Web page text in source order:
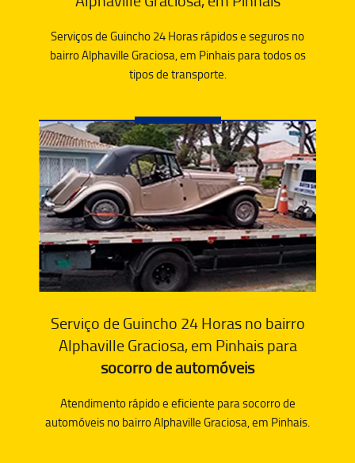
Serviços de Guincho 24 Horas rápidos e seguros no
bairro Alphaville Graciosa, em Pinhais para todos os
tipos de transporte.
Serviço de Guincho 24 Horas no bairro
Alphaville Graciosa, em Pinhais para
socorro de automóveis
Atendimento rápido e eficiente para socorro de
automóveis no bairro Alphaville Graciosa, em Pinhais.